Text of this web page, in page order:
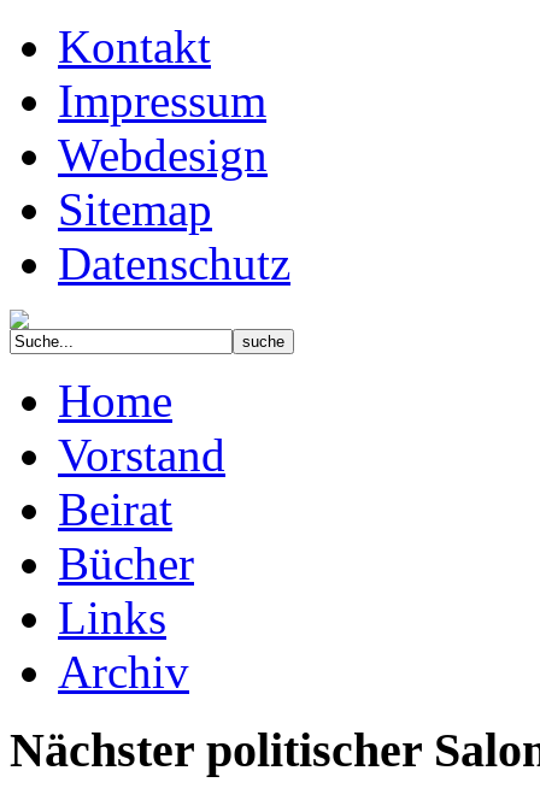
Kontakt
Impressum
Webdesign
Sitemap
Datenschutz
Home
Vorstand
Beirat
Bücher
Links
Archiv
Nächster politischer